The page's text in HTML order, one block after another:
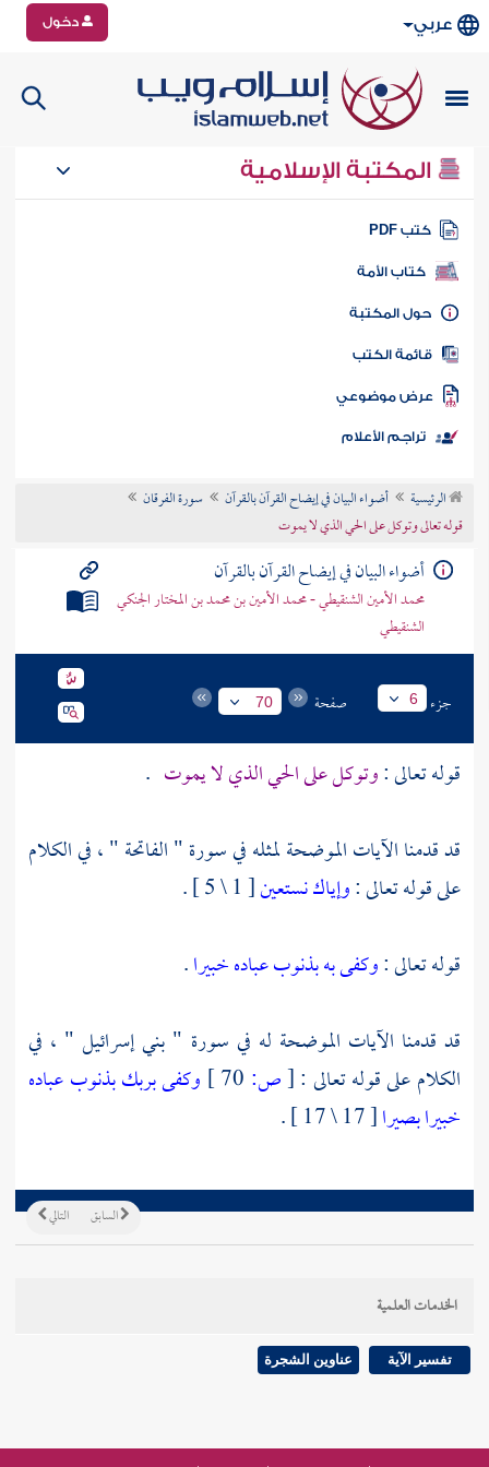
عربي دخول
المكتبة الإسلامية
كتب PDF
كتاب الأمة
المكتبة
الكتب
موضوعي
تراجم الأعلام
الرئيسية أضواء البيان في إيضاح القرآن بالقرآن
سورة الفرقان
قوله تعالى وتوكل على الحي الذي لا يموت
أضواء البيان في إيضاح القرآن بالقرآن
محمد الأمين الشنقيطي - محمد الأمين بن محمد بن المختار الجنكي
الشنقيطي
جزء 6 صفحة 70
قوله تعالى :وتوكل على الحي الذي لا يموت .
قد قدمنا الآيات الموضحة لمثله في سورة " الفاتحة " ، في الكلام
على قوله تعالى :وإياك نستعين[ 1 \ 5 ] .
قوله تعالى :وكفى به بذنوب عباده خبيرا.
قد قدمنا الآيات الموضحة له في سورة " بني إسرائيل " ، في
الكلام على قوله تعالى :[ص:
وكفى بربك بذنوب عباده
خبيرا بصيرا[ 17 \ 17 ] .
التالي السابق
الخدمات العلمية
تفسير الآية عناوين الشجرة